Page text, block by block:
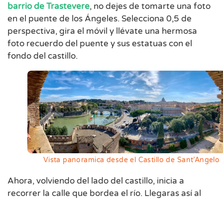
barrio de Trastevere, no dejes de tomarte una foto
en el puente de los Ángeles. Selecciona 0,5 de
perspectiva, gira el móvil y llévate una hermosa
foto recuerdo del puente y sus estatuas con el
fondo del castillo.
Vista panoramica desde el Castillo de Sant’Angelo
Ahora, volviendo del lado del castillo, inicia a
recorrer la calle que bordea el río. Llegaras así al